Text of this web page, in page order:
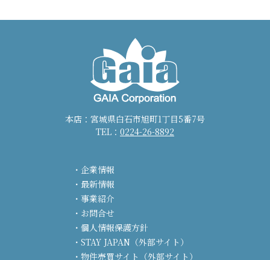
本店：宮城県白石市旭町1丁目5番7号
TEL： 0224-26-8892
企業情報
最新情報
事業紹介
お問合せ
個人情報保護方針
STAY JAPAN（外部サイト）
物件売買サイト（外部サイト）